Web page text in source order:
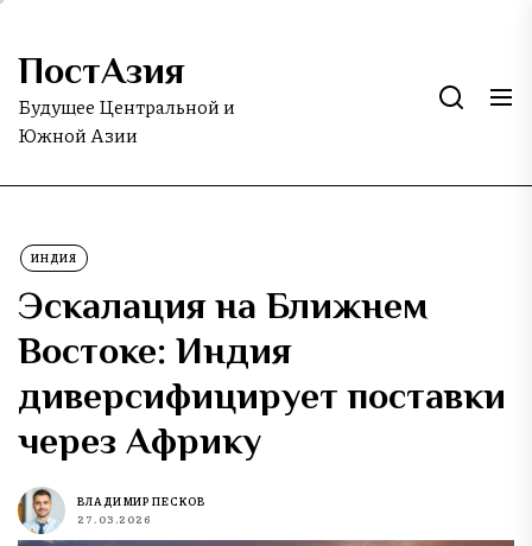
Skip
the
content
ПостАзия
Будущее Центральной и
Южной Азии
ИНДИЯ
Эскалация на Ближнем
Востоке: Индия
диверсифицирует поставки
через Африку
ВЛАДИМИР ПЕСКОВ
27.03.2026